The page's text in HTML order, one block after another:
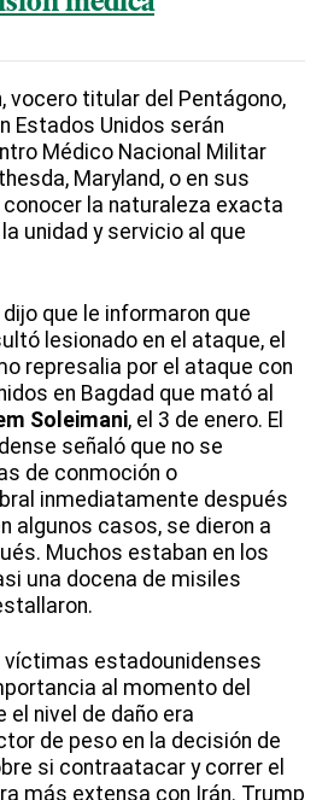
vocero titular del Pentágono,
Estados Unidos serán
Médico Nacional Militar
Maryland, o en sus
conocer la naturaleza exacta
unidad y servicio al que
dijo que le informaron que
lesionado en el ataque, el
represalia por el ataque con
en Bagdad que mató al
Soleimani, el 3 de enero. El
señaló que no se
de conmoción o
inmediatamente después
algunos casos, se dieron a
Muchos estaban en los
una docena de misiles
víctimas estadounidenses
al momento del
el nivel de daño era
de peso en la decisión de
si contraatacar y correr el
más extensa con Irán. Trump